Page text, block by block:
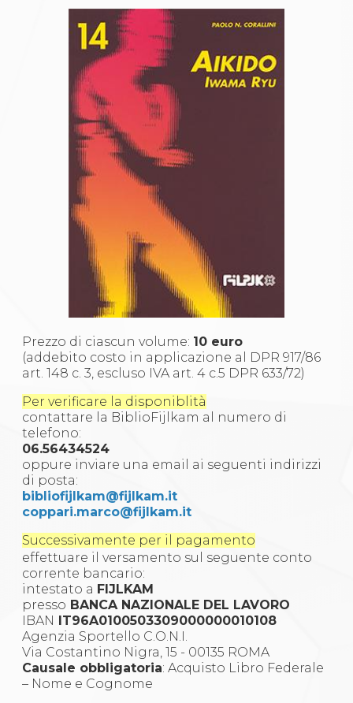
Albi Federali
Arbitri
Lotta
La disciplina
News
Gare e Risultati
Attività Didattica
Albi Federali
Karate
La disciplina
Gare e Risultati
Attività Didattica
Albi Federali
Arti marziali
Aikido
Ju Jitsu
Sumo
Capoeira
Grappling
Pancrazio/Pankration
S'istrumpa
News
Calendario Attività
Difesa Personale MGA
La disciplina
Merchandising
Mappa del sito
Cerca
Contatti
News
Cookies Accept
Newsletter
Catalogo formativo
Webinar
Corsi Monotematici
Corsi di Specializzazione
Corsi FIJLKAM-FISDIR
Corsi Preparatore Fisico
Edutraining class - Didattica infantile
Corso dirigenti sportivi
Corso Direttore di Gara
Prezzo di ciascun volume: 10 euro
(addebito costo in applicazione al DPR 917/86
art. 148 c. 3, escluso IVA art. 4 c.5 DPR 633/72)
Per verificare la disponiblità
contattare la BiblioFijlkam al numero di
telefono:
06.56434524
oppure inviare una email ai seguenti indirizzi
di posta:
bibliofijlkam@fijlkam.it
coppari.marco@fijlkam.it
Successivamente per il pagamento
effettuare il versamento sul seguente conto
corrente bancario:
intestato a FIJLKAM
presso BANCA NAZIONALE DEL LAVORO
IBAN
IT96A0100503309000000010108
Agenzia Sportello C.O.N.I.
Via Costantino Nigra, 15 - 00135 ROMA
Causale obbligatoria: Acquisto Libro Federale
– Nome e Cognome